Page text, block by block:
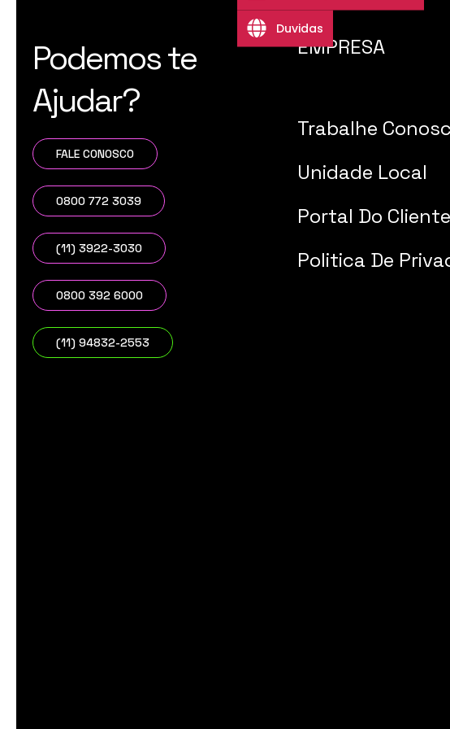
Podemos te
Ajudar?
FALE CONOSCO
0800 772 3039
(11) 3922-3030
0800 392 6000
(11) 94832-2553
EMPRESA
Trabalhe
Unidade Local
Portal Do Cliente
Politica De
Duvidas